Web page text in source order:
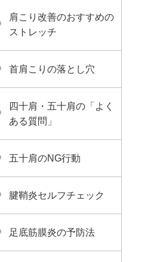
肩こり改善のおすすめの
ストレッチ
首肩こりの落とし穴
四十肩・五十肩の「よく
ある質問」
五十肩のNG行動
腱鞘炎セルフチェック
足底筋膜炎の予防法